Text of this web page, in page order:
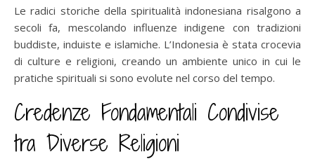
Le radici storiche della spiritualità indonesiana risalgono a
secoli fa, mescolando influenze indigene con tradizioni
buddiste, induiste e islamiche. L’Indonesia è stata crocevia
di culture e religioni, creando un ambiente unico in cui le
pratiche spirituali si sono evolute nel corso del tempo.
Credenze Fondamentali Condivise
tra Diverse Religioni